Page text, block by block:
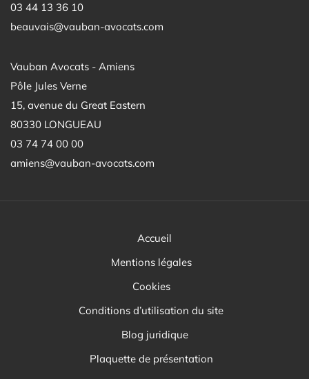
03 44 13 36 10
beauvais@vauban-avocats.com
Vauban Avocats - Amiens
Pôle Jules Verne
15, avenue du Great Eastern
80330 LONGUEAU
03 74 74 00 00
amiens@vauban-avocats.com
Accueil
Mentions légales
Cookies
Conditions d’utilisation du site
Blog juridique
Plaquette de présentation